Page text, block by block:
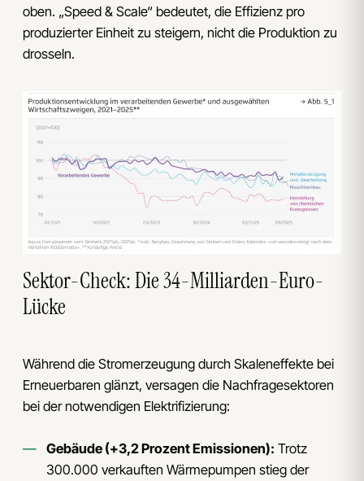
oben. „Speed & Scale“ bedeutet, die Effizienz pro
produzierter Einheit zu steigern, nicht die Produktion zu
drosseln.
Sektor-Check: Die 34-Milliarden-Euro-
Lücke
Während die Stromerzeugung durch Skaleneffekte bei
Erneuerbaren glänzt, versagen die Nachfragesektoren
bei der notwendigen Elektrifizierung:
Gebäude (+3,2 Prozent Emissionen): Trotz
300.000 verkauften Wärmepumpen stieg der